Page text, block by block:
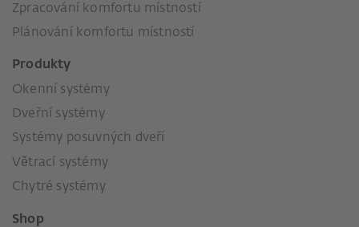
Zpracování komfortu místností
Plánování komfortu místností
Produkty
Okenní systémy
Dveřní systémy
Systémy posuvných dveří
Větrací systémy
Chytré systémy
Shop